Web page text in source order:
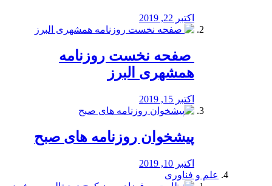
اکتبر 22, 2019
️ صفحه نخست روزنامه‌
همشهری البرز
اکتبر 15, 2019
پیشخوان روزنامه های صبح
اکتبر 10, 2019
علم و فناوری